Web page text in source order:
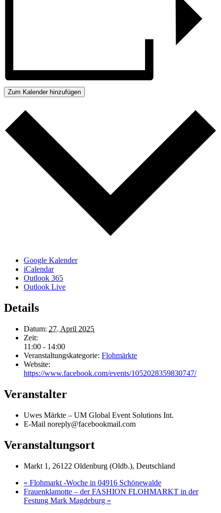
Zum Kalender hinzufügen
Google Kalender
iCalendar
Outlook 365
Outlook Live
Details
Datum: 27. April 2025
Zeit:
11:00 - 14:00
Veranstaltungskategorie: Flohmärkte
Website:
https://www.facebook.com/events/1052028359830747/
Veranstalter
Uwes Märkte – UM Global Event Solutions Int.
E-Mail noreply@facebookmail.com
Veranstaltungsort
Markt 1, 26122 Oldenburg (Oldb.), Deutschland
« Flohmarkt -Woche in 04916 Schönewalde
Frauenklamotte – der FASHION FLOHMARKT in der
Festung Mark Magdeburg »